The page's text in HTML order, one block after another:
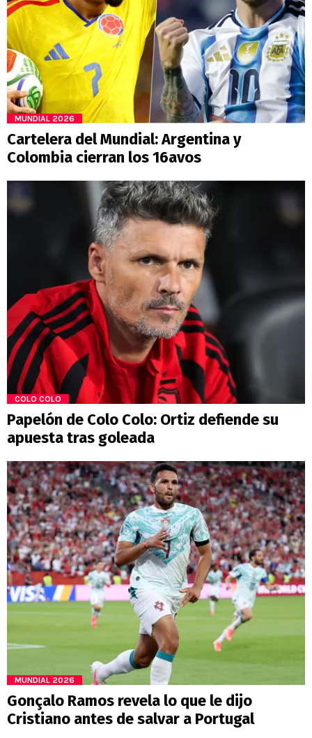
MUNDIAL 2026
Cartelera del Mundial: Argentina y
Colombia cierran los 16avos
COLO COLO
Papelón de Colo Colo: Ortiz defiende su
apuesta tras goleada
MUNDIAL 2026
Gonçalo Ramos revela lo que le dijo
Cristiano antes de salvar a Portugal